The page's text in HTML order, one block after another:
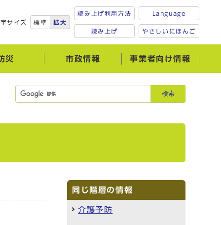
サイズ 標準 拡大
読み上げ利用方法
読み上げ
Language
やさしいにほんご
災 市政情報 事業者向け情報
検索
同じ階層の情報
介護予防